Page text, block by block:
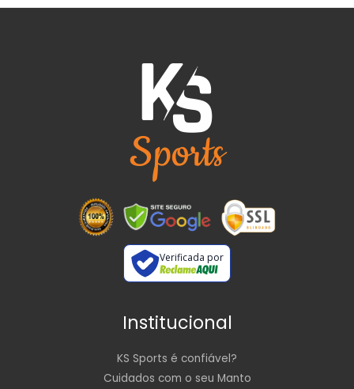
Verificada por
Institucional
KS Sports é confiável?
Cuidados com o seu Manto